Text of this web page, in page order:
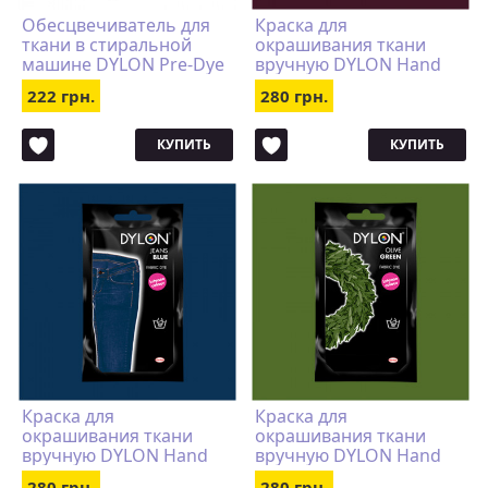
Обесцвечиватель для
ткани в стиральной
машине DYLON Pre-Dye
222 грн.
КУПИТЬ
Краска для
окрашивания ткани
вручную DYLON Hand
Use Plum Red
280 грн.
КУПИТЬ
Краска для
окрашивания ткани
вручную DYLON Hand
Use Jeans Blue
Краска для
окрашивания ткани
вручную DYLON Hand
Use Olive Green